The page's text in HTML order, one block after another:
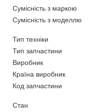
Сумісність з маркою
Сумісність з моделлю
Тип техніки
Тип запчастини
Виробник
Країна виробник
Код запчастини
Стан